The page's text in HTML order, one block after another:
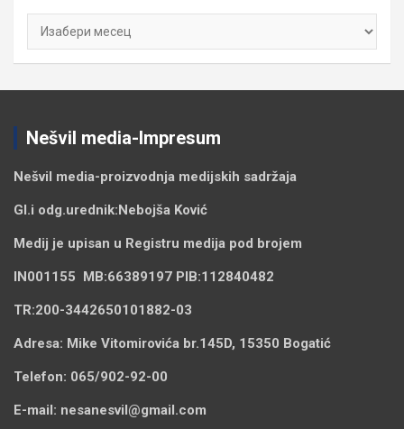
Архиве
Nešvil media-Impresum
Nešvil media-proizvodnja medijskih sadržaja
Gl.i odg.urednik:Nebojša Ković
Medij je upisan u Registru medija pod brojem
IN001155 MB:66389197 PIB:112840482
TR:200-3442650101882-03
Adresa: Mike Vitomirovića br.145D, 15350 Bogatić
Telefon: 065/902-92-00
E-mail: nesanesvil@gmail.com